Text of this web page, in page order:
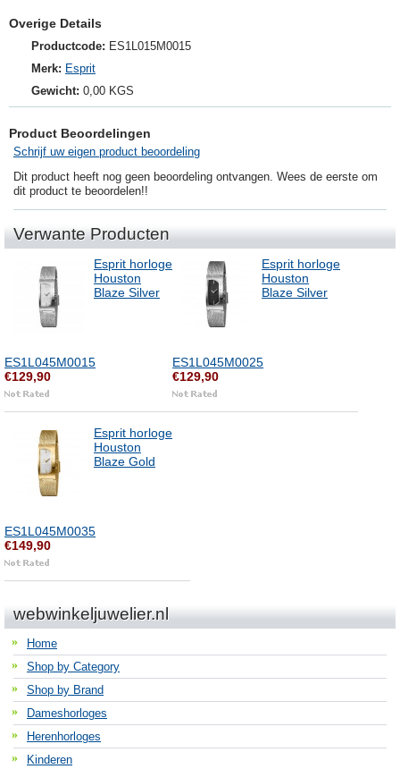
Overige Details
Productcode: ES1L015M0015
Merk: Esprit
Gewicht: 0,00 KGS
Product Beoordelingen
Schrijf uw eigen product beoordeling
Dit product heeft nog geen beoordeling ontvangen. Wees de eerste om
dit product te beoordelen!!
Verwante Producten
Esprit horloge
Houston
Blaze Silver
ES1L045M0015
€129,90
Esprit horloge
Houston
Blaze Silver
ES1L045M0025
€129,90
Esprit horloge
Houston
Blaze Gold
ES1L045M0035
€149,90
webwinkeljuwelier.nl
Home
Shop by Category
Shop by Brand
Dameshorloges
Herenhorloges
Kinderen